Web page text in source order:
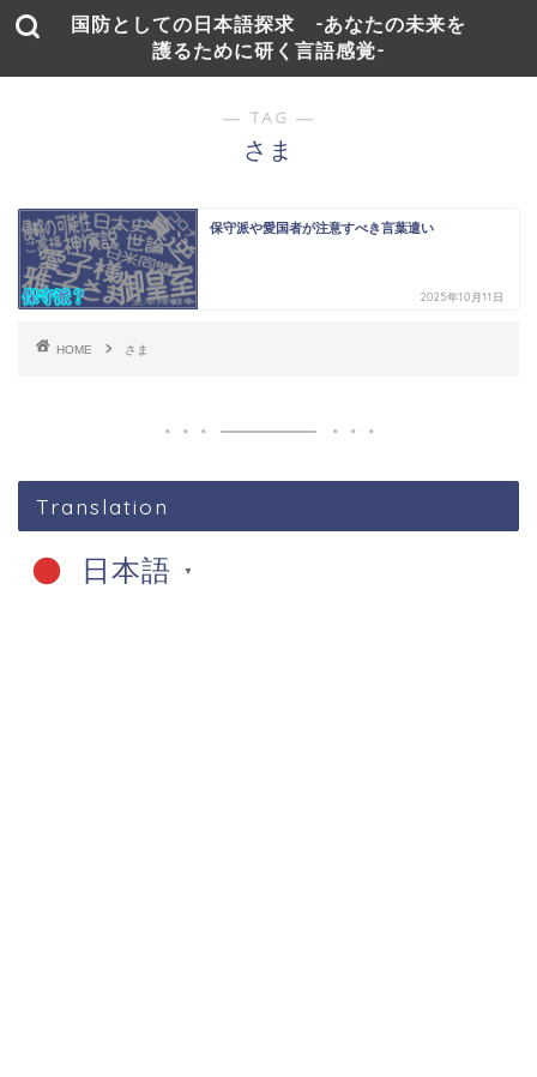
国防としての日本語探求 -あなたの未来を
護るために研く言語感覚-
― TAG ―
さま
保守派や愛国者が注意すべき言葉遣い
2025年10月11日
HOME さま
Translation
日本語 ▼